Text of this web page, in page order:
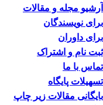
آرشیو مجله و مقالات
برای نویسندگان
برای داوران
ثبت نام و اشتراک
تماس با ما
تسهیلات پایگاه
بایگانی مقالات زیر چاپ